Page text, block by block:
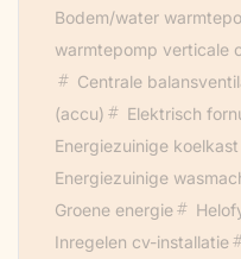
Bodem/water
warmtepomp verticale
Centrale
(accu)
Elektrisch
Energiezuinige koelkast
Energiezuinige
Groene energie
Inregelen cv-installatie